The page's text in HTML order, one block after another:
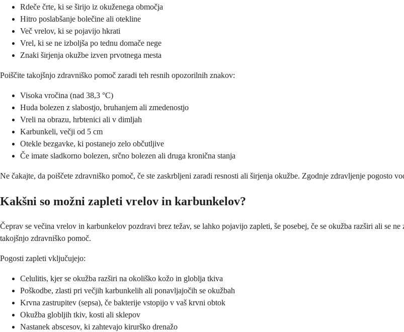
Rdeče črte, ki se širijo iz okuženega območja
Hitro poslabšanje bolečine ali otekline
Več vrelov, ki se pojavijo hkrati
Vrel, ki se ne izboljša po tednu domače nege
Znaki širjenja okužbe izven prvotnega mesta
Poiščite takojšnjo zdravniško pomoč zaradi teh resnih opozorilnih znakov:
Visoka vročina (nad 38,3 °C)
Huda bolezen z slabostjo, bruhanjem ali zmedenostjo
Vreli na obrazu, hrbtenici ali v dimljah
Karbunkeli, večji od 5 cm
Otekle bezgavke, ki postanejo zelo občutljive
Če imate sladkorno bolezen, srčno bolezen ali druga kronična stanja
Ne čakajte, da poiščete zdravniško pomoč, če ste zaskrbljeni zaradi resnosti ali širjenja okužbe. Zgodnje zdravljenje pogosto
Kakšni so možni zapleti vrelov in karbunkelov?
Čeprav se večina vrelov in karbunkelov pozdravi brez težav, se lahko pojavijo zapleti, še posebej, če se okužba razširi ali se
takojšnjo zdravniško pomoč.
Pogosti zapleti vključujejo:
Celulitis, kjer se okužba razširi na okoliško kožo in globlja tkiva
Poškodbe, zlasti pri večjih karbunkelih ali ponavljajočih se okužbah
Krvna zastrupitev (sepsa), če bakterije vstopijo v vaš krvni obtok
Okužba globljih tkiv, kosti ali sklepov
Nastanek abscesov, ki zahtevajo kirurško drenažo